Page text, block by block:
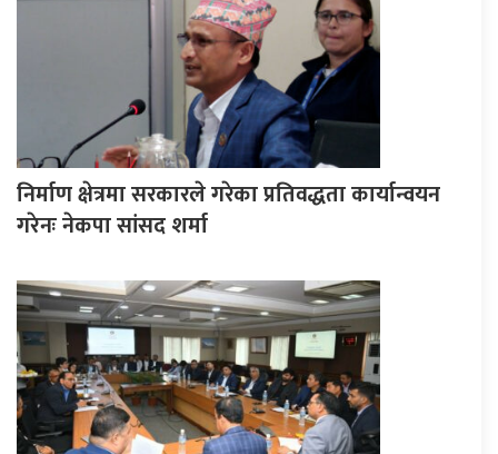
निर्माण क्षेत्रमा सरकारले गरेका प्रतिवद्धता कार्यान्वयन
गरेनः नेकपा सांसद शर्मा